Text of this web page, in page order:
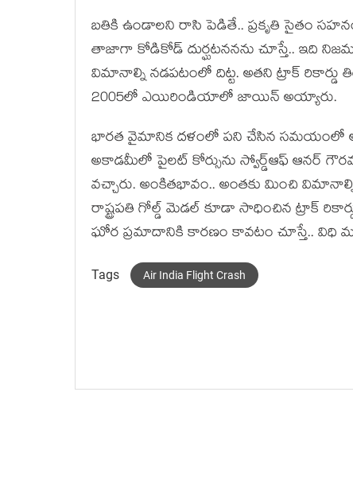
బతికి ఉండాలని రాసి పెడితే.. ప్రకృతి సైతం
తాజాగా కోడికోడ్ దుర్ఘటననను చూస్తే.. ఇది
విమానాల్ని నడపటంలో దిట్ట. అతని ట్రాక్
2005లో ఎయిరిండియాలో జాయిన్ అయ్యారు.
భారత వైమానిక దళంలో పని చేసిన సమయంలో
అకాడమీలో పైలట్ కోర్సును స్వోర్డ్ఆఫ్ ఆనర్
వచ్చారు. అంకితభావం.. అంతకు మించి
రాష్ట్రపతి గోల్డ్ మెడల్ కూడా సాధించిన ట్రాక్
ఘోర ప్రమాదానికి కారణం కావటం చూస్తే..
Tags Air India Flight Crash